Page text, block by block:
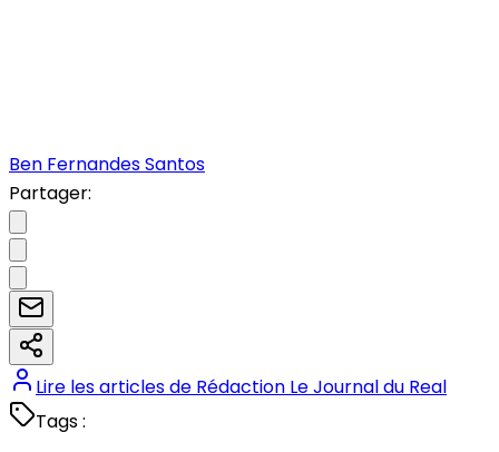
Ben Fernandes Santos
Partager:
Lire les articles de Rédaction Le Journal du Real
Tags :